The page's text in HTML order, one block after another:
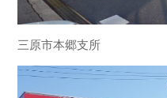
三原市本郷支所